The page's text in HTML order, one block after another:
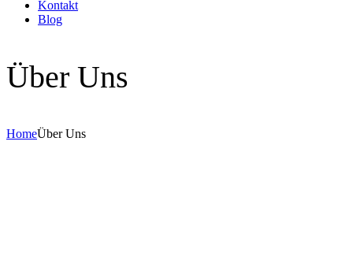
Kontakt
Blog
Über Uns
HomeÜber Uns